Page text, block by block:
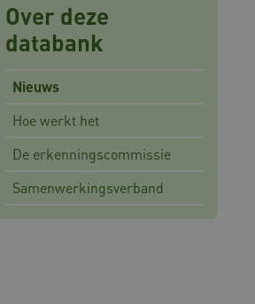
Over deze
databank
Nieuws
Hoe werkt het
De erkenningscommissie
Samenwerkingsverband